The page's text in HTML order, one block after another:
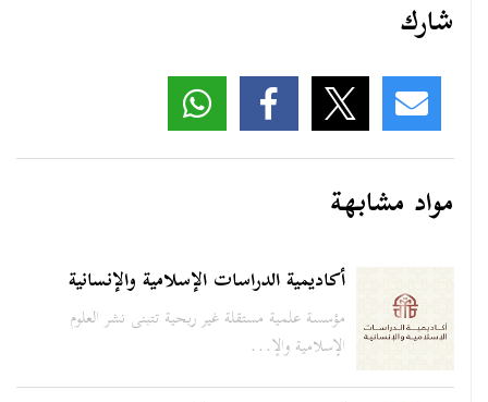
شارك
مواد مشابهة
أكاديمية الدراسات الإسلامية والإنسانية
مؤسسة علمية مستقلة غير ربحية تتبنى نشر العلوم
الإسلامية والإ...